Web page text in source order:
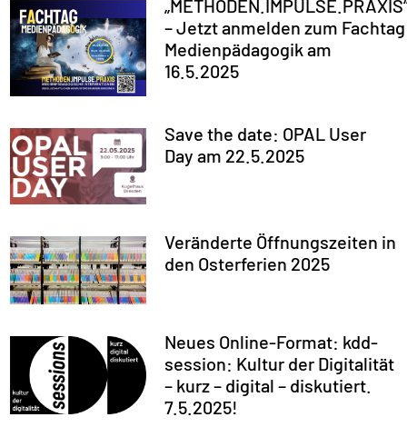
– Jetzt anmelden zum Fachtag
Medienpädagogik am
16.5.2025
Save the date: OPAL User
Day am 22.5.2025
Veränderte Öffnungszeiten in
den Osterferien 2025
Neues Online-Format: kdd-
session: Kultur der Digitalität
– kurz – digital – diskutiert.
7.5.2025!